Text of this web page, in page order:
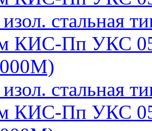
стальная
КИС-Пп УКС
стальная
КИС-Пп УКС